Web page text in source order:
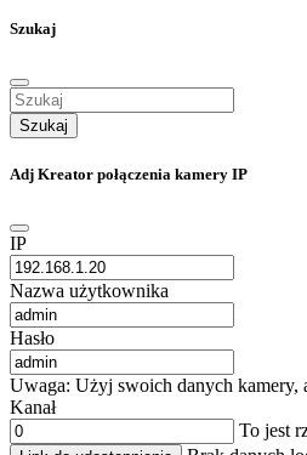
Szukaj
Szukaj
Adj Kreator połączenia kamery IP
IP
Nazwa użytkownika
Hasło
Uwaga: Użyj swoich danych kamery,
Kanał
To jest